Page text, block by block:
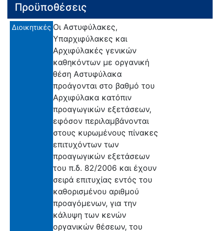
Προϋποθέσεις
Διοικητικές Οι Αστυφύλακες,
Υπαρχιφύλακες και
Αρχιφύλακές γενικών
καθηκόντων με οργανική
θέση Αστυφύλακα
προάγονται στο βαθμό του
Αρχιφύλακα κατόπιν
προαγωγικών εξετάσεων,
εφόσον περιλαμβάνονται
στους κυρωμένους πίνακες
επιτυχόντων των
προαγωγικών εξετάσεων
του π.δ. 82/2006 και έχουν
σειρά επιτυχίας εντός του
καθορισμένου αριθμού
προαγόμενων, για την
κάλυψη των κενών
οργανικών θέσεων, του